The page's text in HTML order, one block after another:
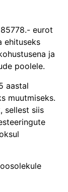
eurot
ehituseks
ja
poolele.
aastal
muutmiseks.
sellest siis